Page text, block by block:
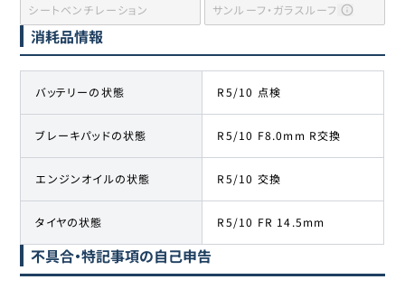
シートベンチレーション サンルーフ・ガラスルーフ
消耗品情報
バッテリーの状態 R5/10 点検
ブレーキパッドの状態 R5/10 F8.0mm R交換
エンジンオイルの状態 R5/10 交換
タイヤの状態 R5/10 FR 14.5mm
不具合・特記事項の自己申告